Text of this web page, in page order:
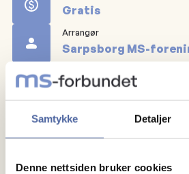
Samtykke Detaljer
Denne nettsiden bruker cookies
Gratis
Arrangør
Sarpsborg MS-
Registrer deg
Gratis yoga for medlemmer på